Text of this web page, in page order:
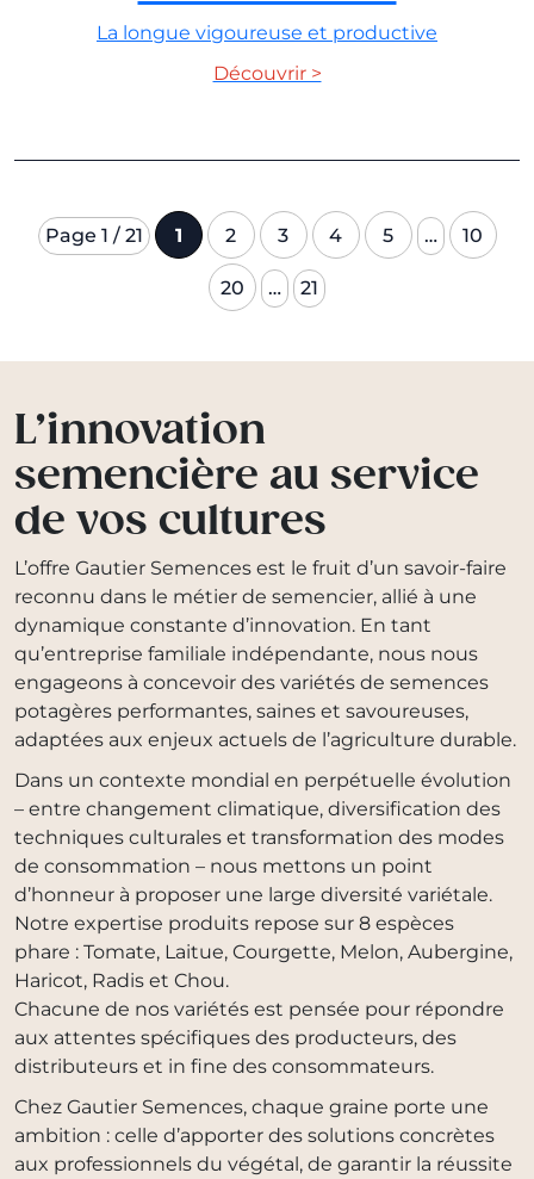
La longue vigoureuse et productive
Découvrir >
Page 1 / 21 1 2 3 4 5 … 10
20 … 21
L’innovation
semencière au service
de vos cultures
L’offre Gautier Semences est le fruit d’un savoir-faire
reconnu dans le métier de semencier, allié à une
dynamique constante d’innovation. En tant
qu’entreprise familiale indépendante, nous nous
engageons à concevoir des variétés de semences
potagères performantes, saines et savoureuses,
adaptées aux enjeux actuels de l’agriculture durable.
Dans un contexte mondial en perpétuelle évolution
– entre changement climatique, diversification des
techniques culturales et transformation des modes
de consommation – nous mettons un point
d’honneur à proposer une large diversité variétale.
Notre expertise produits repose sur 8 espèces
phare : Tomate, Laitue, Courgette, Melon, Aubergine,
Haricot, Radis et Chou.
Chacune de nos variétés est pensée pour répondre
aux attentes spécifiques des producteurs, des
distributeurs et in fine des consommateurs.
Chez Gautier Semences, chaque graine porte une
ambition : celle d’apporter des solutions concrètes
aux professionnels du végétal, de garantir la réussite